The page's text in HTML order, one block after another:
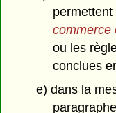
commerce
ou les
conclues
e) dans la